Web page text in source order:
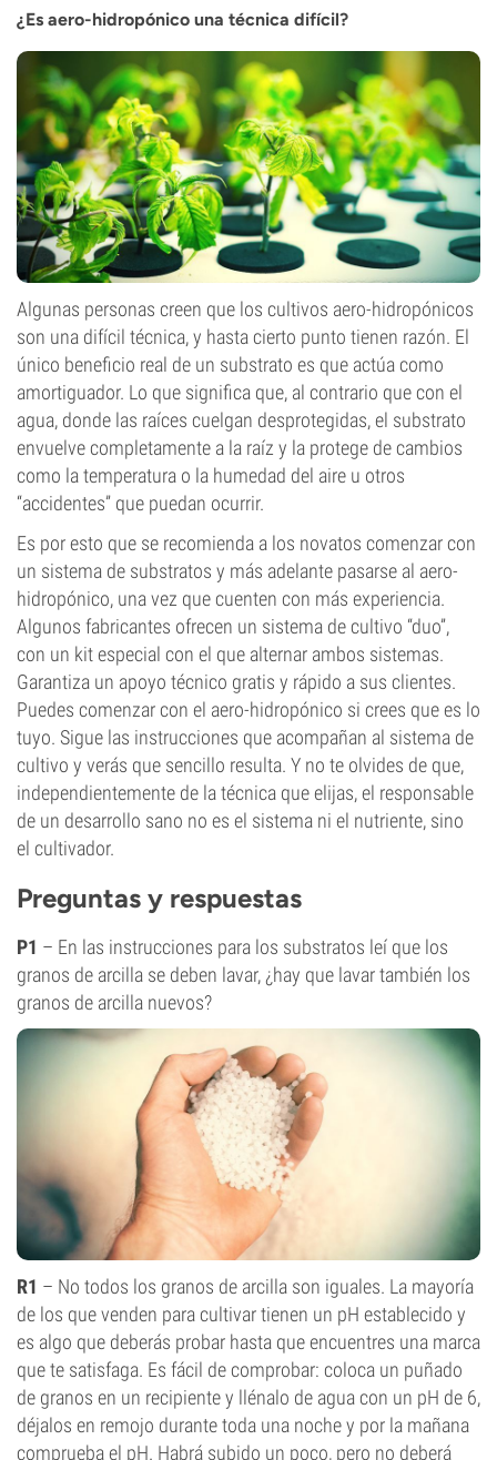
¿Es aero-hidropónico una técnica difícil?
Algunas personas creen que los cultivos aero-hidropónicos
son una difícil técnica, y hasta cierto punto tienen razón. El
único beneficio real de un substrato es que actúa como
amortiguador. Lo que significa que, al contrario que con el
agua, donde las raíces cuelgan desprotegidas, el substrato
envuelve completamente a la raíz y la protege de cambios
como la temperatura o la humedad del aire u otros
“accidentes” que puedan ocurrir.
Es por esto que se recomienda a los novatos comenzar con
un sistema de substratos y más adelante pasarse al aero-
hidropónico, una vez que cuenten con más experiencia.
Algunos fabricantes ofrecen un sistema de cultivo “duo”,
con un kit especial con el que alternar ambos sistemas.
Garantiza un apoyo técnico gratis y rápido a sus clientes.
Puedes comenzar con el aero-hidropónico si crees que es lo
tuyo. Sigue las instrucciones que acompañan al sistema de
cultivo y verás que sencillo resulta. Y no te olvides de que,
independientemente de la técnica que elijas, el responsable
de un desarrollo sano no es el sistema ni el nutriente, sino
el cultivador.
Preguntas y respuestas
P1 – En las instrucciones para los substratos leí que los
granos de arcilla se deben lavar, ¿hay que lavar también los
granos de arcilla nuevos?
R1 – No todos los granos de arcilla son iguales. La mayoría
de los que venden para cultivar tienen un pH establecido y
es algo que deberás probar hasta que encuentres una marca
que te satisfaga. Es fácil de comprobar: coloca un puñado
de granos en un recipiente y llénalo de agua con un pH de 6,
déjalos en remojo durante toda una noche y por la mañana
comprueba el pH. Habrá subido un poco, pero no deberá